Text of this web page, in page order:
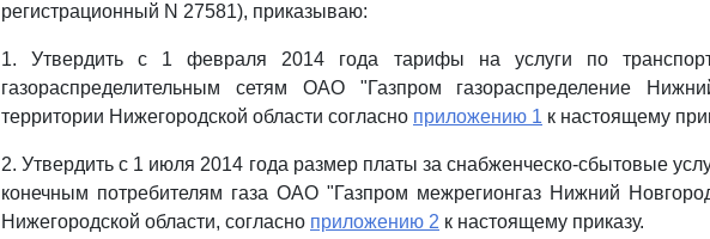
регистрационный N 27581), приказываю:
1. Утвердить с 1 февраля 2014 года тарифы на услуги по
газораспределительным сетям ОАО "Газпром газораспределение
территории Нижегородской области согласно приложению 1 к настоящему
2. Утвердить с 1 июля 2014 года размер платы за снабженческо-сбытовые
конечным потребителям газа ОАО "Газпром межрегионгаз Нижний
Нижегородской области, согласно приложению 2 к настоящему приказу.